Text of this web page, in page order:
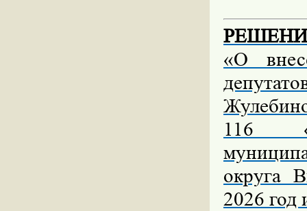
«О
116
округа
2026 год